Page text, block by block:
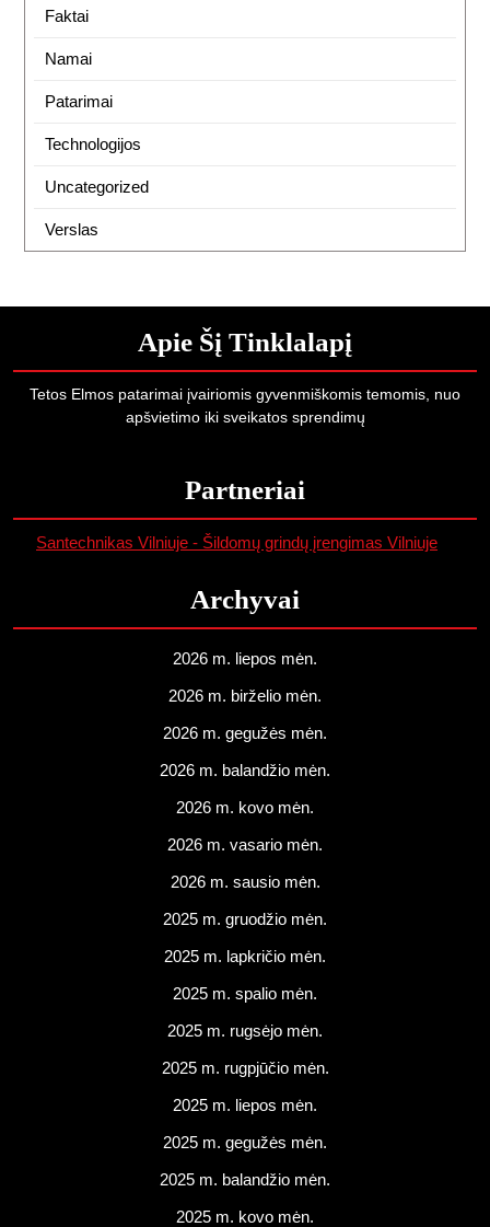
Faktai
Namai
Patarimai
Technologijos
Uncategorized
Verslas
Apie Šį Tinklalapį
Tetos Elmos patarimai įvairiomis gyvenmiškomis temomis, nuo
apšvietimo iki sveikatos sprendimų
Partneriai
Santechnikas Vilniuje - Šildomų grindų įrengimas Vilniuje
Archyvai
2026 m. liepos mėn.
2026 m. birželio mėn.
2026 m. gegužės mėn.
2026 m. balandžio mėn.
2026 m. kovo mėn.
2026 m. vasario mėn.
2026 m. sausio mėn.
2025 m. gruodžio mėn.
2025 m. lapkričio mėn.
2025 m. spalio mėn.
2025 m. rugsėjo mėn.
2025 m. rugpjūčio mėn.
2025 m. liepos mėn.
2025 m. gegužės mėn.
2025 m. balandžio mėn.
2025 m. kovo mėn.